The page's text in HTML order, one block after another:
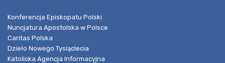
Konferencja Episkopatu Polski
Nuncjatura Apostolska w Polsce
Caritas Polska
Dzieło Nowego Tysiąclecia
Katolicka Agencja Informacyjna